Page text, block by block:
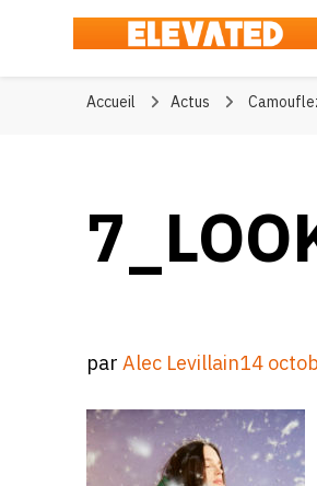
Elevated
Accueil Actus
parAlec Levillain14